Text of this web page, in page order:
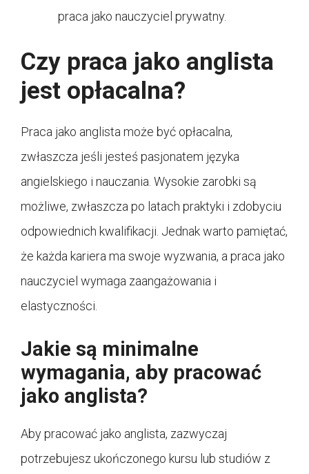
praca jako nauczyciel prywatny.
Czy praca jako anglista
jest opłacalna?
Praca jako anglista może być opłacalna,
zwłaszcza jeśli jesteś pasjonatem języka
angielskiego i nauczania. Wysokie zarobki są
możliwe, zwłaszcza po latach praktyki i zdobyciu
odpowiednich kwalifikacji. Jednak warto pamiętać,
że każda kariera ma swoje wyzwania, a praca jako
nauczyciel wymaga zaangażowania i
elastyczności.
Jakie są minimalne
wymagania, aby pracować
jako anglista?
Aby pracować jako anglista, zazwyczaj
potrzebujesz ukończonego kursu lub studiów z